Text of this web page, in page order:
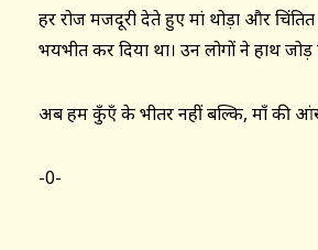
हर रोज मजदूरी देते हुए मां थोड़ा और
भयभीत कर दिया था। उन लोगों ने हाथ जोड़
अब हम कुँएँ के भीतर नहीं बल्कि, माँ की
-0-